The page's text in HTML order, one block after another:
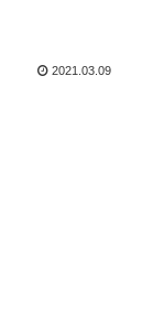
2021.03.09